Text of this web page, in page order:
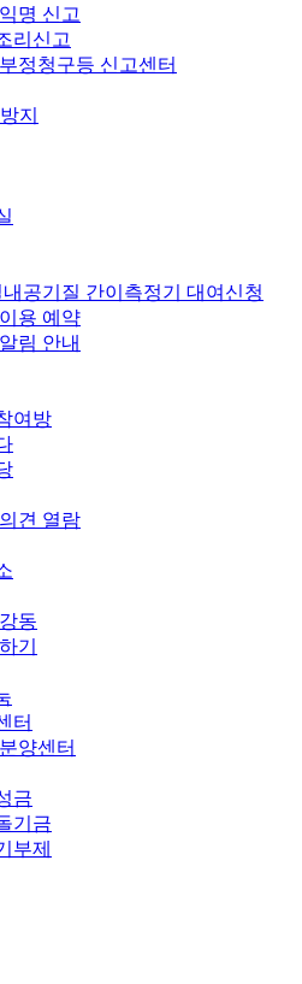
명 신고
리신고
정청구등 신고센터
지
공기질 간이측정기 대여신청
용 예약
림 안내
여방
견 열람
동
기
터
양센터
금
기금
부제